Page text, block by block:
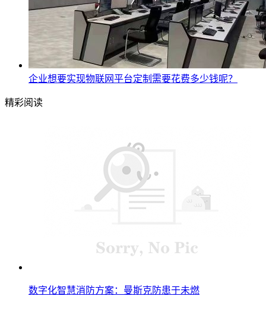
企业想要实现物联网平台定制需要花费多少钱呢？
精彩阅读
数字化智慧消防方案：曼斯克防患于未燃